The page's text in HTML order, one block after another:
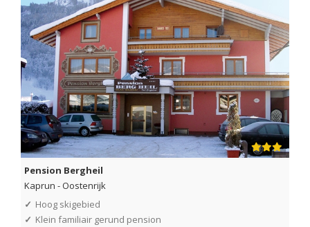
Pension Bergheil
Kaprun -Oostenrijk
✓ Hoog skigebied
✓ Klein familiair gerund pension